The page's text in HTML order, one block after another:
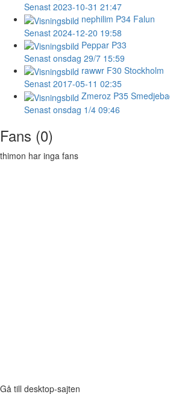
Senast 2023-10-31 21:47
nephilim P34 Falun
Senast 2024-12-20 19:58
Peppar P33
Senast onsdag 29/7 15:59
rawwr F30 Stockholm
Senast 2017-05-11 02:35
Zmeroz P35
Senast onsdag 1/4 09:46
Fans (0)
thimon har inga fans
Gå till desktop-sajten